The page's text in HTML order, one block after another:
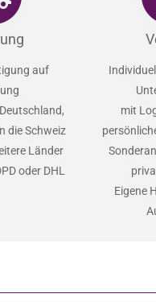
auf
die Schweiz
Länder
oder DHL
mit
Eigene